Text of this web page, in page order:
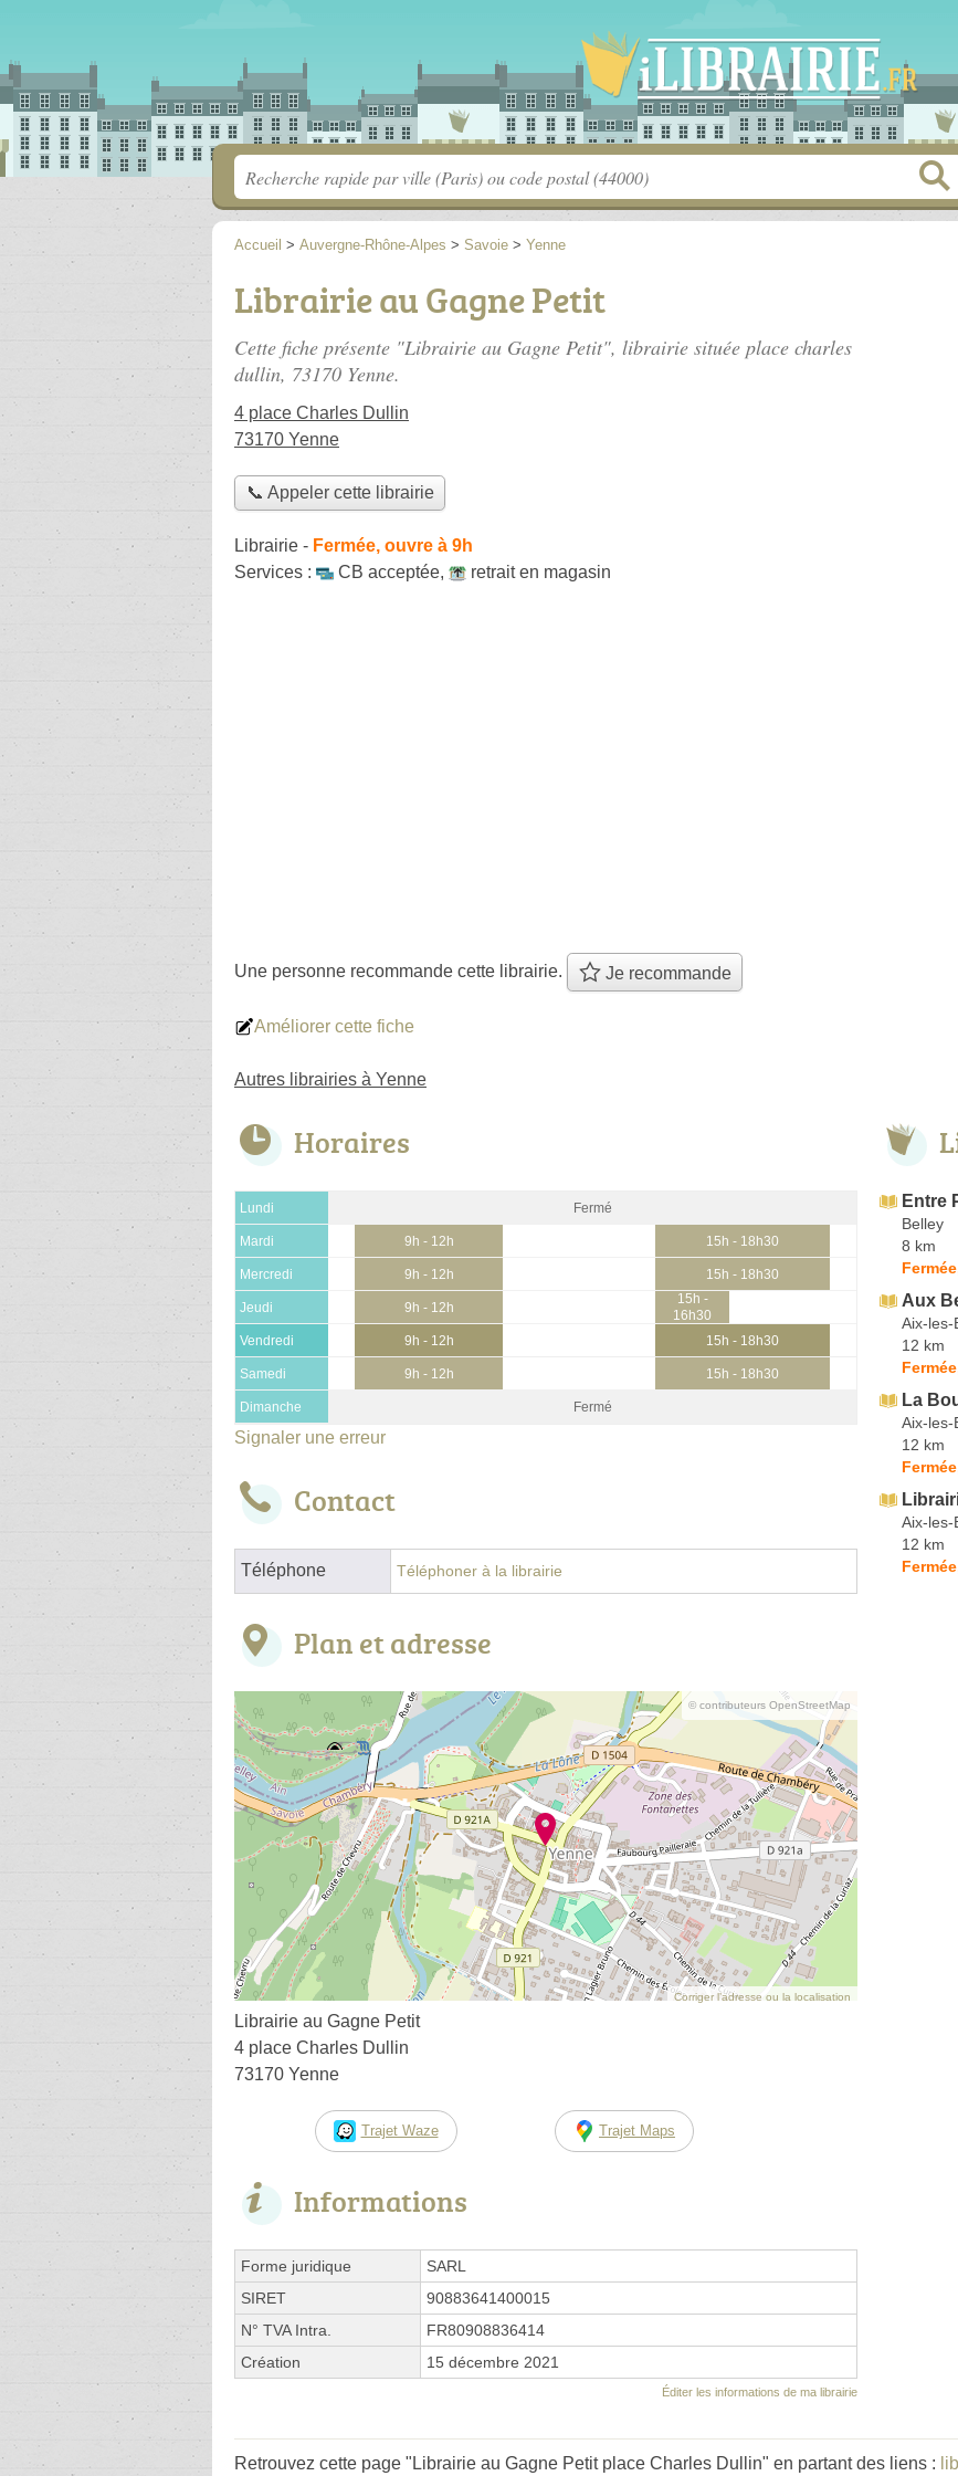
Accueil > Auvergne-Rhône-Alpes > Savoie > Yenne
Librairie au Gagne Petit
Cette fiche présente "Librairie au Gagne Petit", librairie située place charles
dullin, 73170 Yenne.
4 place Charles Dullin
73170 Yenne
📞 Appeler cette librairie
Librairie - Fermée, ouvre à 9h
Services :
CB acceptée, retrait en magasin
Une personne recommande cette librairie. Je recommande
Améliorer cette fiche
Autres librairies à Yenne
Horaires
Lundi Fermé
Mardi 9h - 12h 15h - 18h30
Mercredi 9h - 12h 15h - 18h30
Jeudi 9h - 12h
15h -
16h30
Vendredi
9h - 12h 15h - 18h30
Samedi 9h - 12h 15h - 18h30
Dimanche Fermé
Signaler une erreur
Contact
Téléphone Téléphoner à la librairie
Plan et adresse
© contributeurs OpenStreetMap
Corriger l’adresse ou la localisation
Librairie au Gagne Petit
4 place Charles Dullin
73170 Yenne
Trajet Waze Trajet Maps
Informations
Forme juridique
SARL
SIRET
90883641400015
N° TVA Intra.
FR80908836414
Création
15 décembre 2021
Éditer les informations de ma librairie
Entre
Belley
8 km
Aux
Aix-les-
12 km
La
Aix-les-
12 km
Aix-les-
12 km
Retrouvez cette page "Librairie au Gagne Petit place Charles Dullin" en partant des liens :